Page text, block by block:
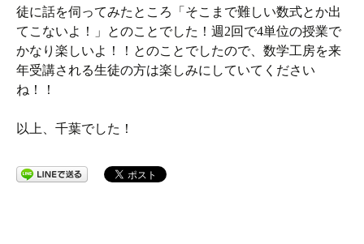
徒に話を伺ってみたところ「そこまで難しい数式とか出
てこないよ！」とのことでした！週2回で4単位の授業で
かなり楽しいよ！！とのことでしたので、数学工房を来
年受講される生徒の方は楽しみにしていてください
ね！！
以上、千葉でした！